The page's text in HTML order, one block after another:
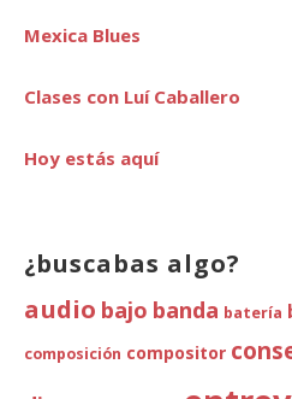
Mexica Blues
Clases con Luí Caballero
Hoy estás aquí
¿buscabas algo?
audio bajo banda batería
composición compositor